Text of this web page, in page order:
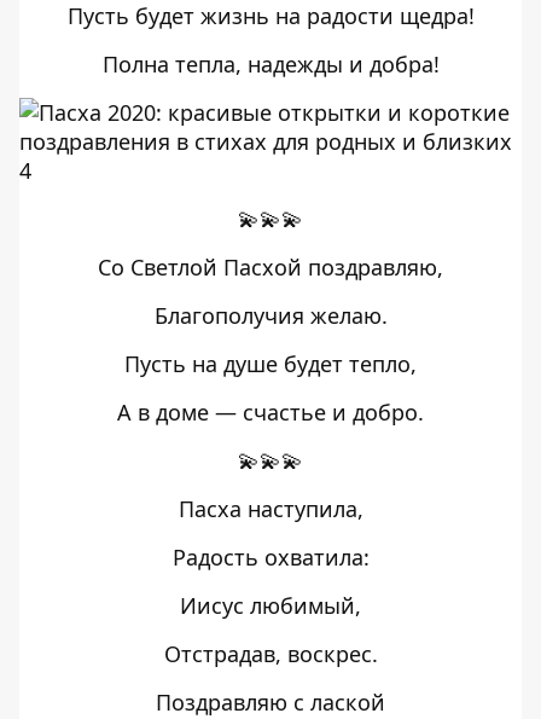
Пусть будет жизнь на радости щедра!
Полна тепла, надежды и добра!
💫💫💫
Со Светлой Пасхой поздравляю,
Благополучия желаю.
Пусть на душе будет тепло,
А в доме — счастье и добро.
💫💫💫
Пасха наступила,
Радость охватила:
Иисус любимый,
Отстрадав, воскрес.
Поздравляю с лаской